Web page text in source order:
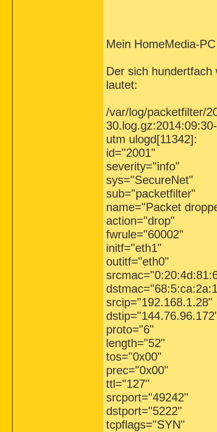
Mein HomeMedia-
Der sich
lautet:
/var/log/packetfilter/
utm ulogd[11342]:
id="2001"
severity="info"
sys="SecureNet"
sub="packetfilter"
name="Packet
action="drop"
fwrule="60002"
initf="eth1"
outitf="eth0"
srcip="192.168.1.28"
proto="6"
length="52"
tos="0x00"
prec="0x00"
ttl="127"
srcport="49242"
dstport="5222"
tcpflags="SYN"